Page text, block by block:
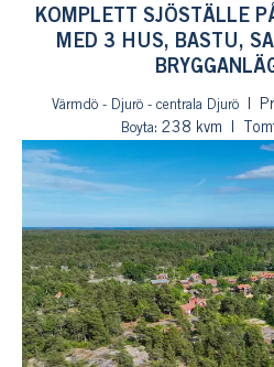
KOMPLETT SJÖSTÄLLE
MED 3 HUS, BASTU,
Värmdö - Djurö - centrala Djurö
Boyta: 238 kvm